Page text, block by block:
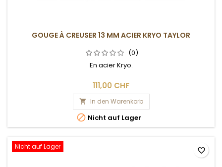
GOUGE À CREUSER 13 MM ACIER KRYO TAYLOR
(0)
En acier Kryo.
111,00 CHF
 In den Warenkorb
 Nicht auf Lager
Nicht auf Lager favorite_border